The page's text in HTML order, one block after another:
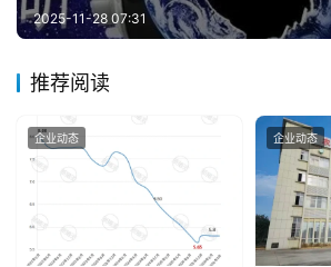
2025-11-28 07:31
推荐阅读
企业动态 企业动态